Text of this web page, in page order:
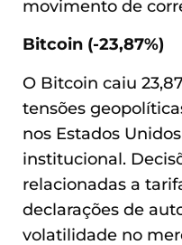
movimento de
Bitcoin (-23,87%)
O Bitcoin caiu
tensões
nos Estados
institucional.
relacionadas a
declarações de
volatilidade no